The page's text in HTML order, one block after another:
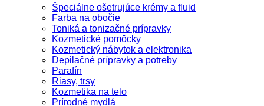
Špeciálne ošetrujúce krémy a fluid
Farba na obočie
Toniká a tonizačné prípravky
Kozmetické pomôcky
Kozmetický nábytok a elektronika
Depilačné prípravky a potreby
Parafín
Riasy, trsy
Kozmetika na telo
Prírodné mydlá